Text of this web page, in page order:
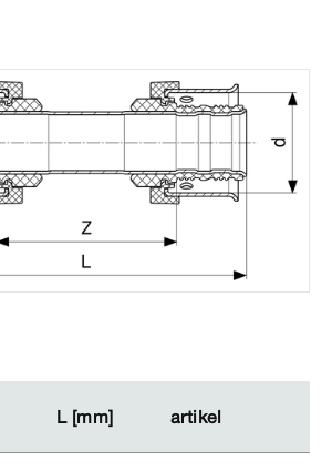
L [mm] artikel
L [mm] artikel